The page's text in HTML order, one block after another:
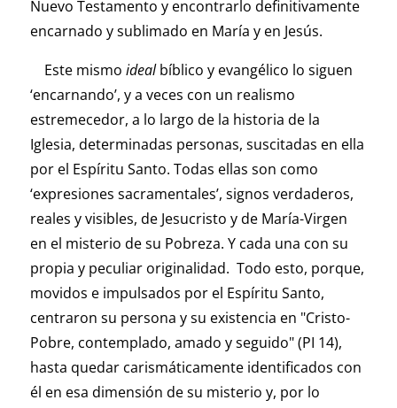
Nuevo Testamento y encontrarlo definitivamente
encarnado y sublimado en María y en Jesús.
Este mismo idealbíblico y evangélico lo siguen
‘encarnando’, y a veces con un realismo
estremecedor, a lo largo de la historia de la
Iglesia, determinadas personas, suscitadas en ella
por el Espíritu Santo. Todas ellas son como
‘expresiones sacramentales’, signos verdaderos,
reales y visibles, de Jesucristo y de María-Virgen
en el misterio de su Pobreza. Y cada una con su
propia y peculiar originalidad. Todo esto, porque,
movidos e impulsados por el Espíritu Santo,
centraron su persona y su existencia en "Cristo-
Pobre, contemplado, amado y seguido" (PI 14),
hasta quedar carismáticamente identificados con
él en esa dimensión de su misterio y, por lo